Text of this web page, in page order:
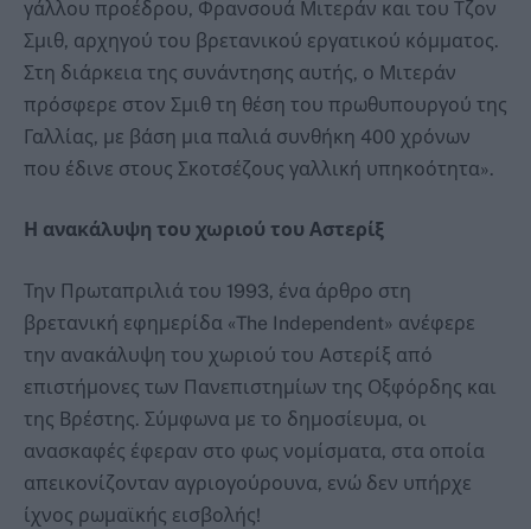
γάλλου προέδρου, Φρανσουά Μιτεράν και του Τζον
Σμιθ, αρχηγού του βρετανικού εργατικού κόμματος.
Στη διάρκεια της συνάντησης αυτής, ο Μιτεράν
πρόσφερε στον Σμιθ τη θέση του πρωθυπουργού της
Γαλλίας, με βάση μια παλιά συνθήκη 400 χρόνων
που έδινε στους Σκοτσέζους γαλλική υπηκοότητα».
Η ανακάλυψη του χωριού του Αστερίξ
Την Πρωταπριλιά του 1993, ένα άρθρο στη
βρετανική εφημερίδα «The Independent» ανέφερε
την ανακάλυψη του χωριού του Aστερίξ από
επιστήμονες των Πανεπιστημίων της Οξφόρδης και
της Βρέστης. Σύμφωνα με το δημοσίευμα, οι
ανασκαφές έφεραν στο φως νομίσματα, στα οποία
απεικονίζονταν αγριογούρουνα, ενώ δεν υπήρχε
ίχνος ρωμαϊκής εισβολής!